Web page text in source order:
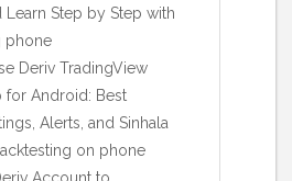
Learn Step by Step with
phone
Deriv TradingView
for Android: Best
Alerts, and Sinhala
on phone
Account to